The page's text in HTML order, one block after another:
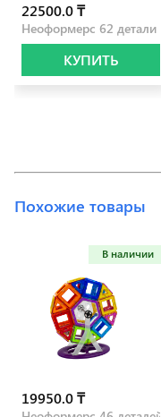
22500.0 ₸
Неоформерc 62 детали
КУПИТЬ
Похожие товары
В наличии
19950.0 ₸